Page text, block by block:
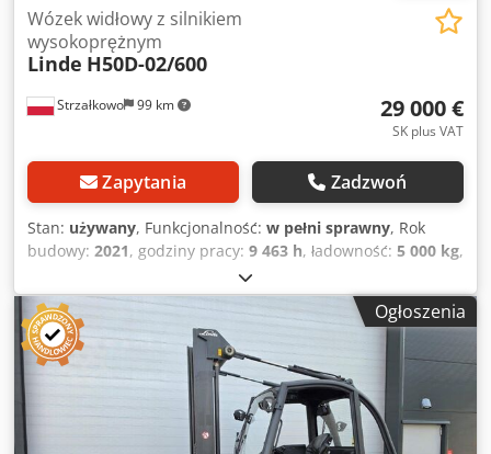
Strzałkowo 99 km
Wózek widłowy z silnikiem
wysokoprężnym
Linde H50D-02/600
29 000 €
SK plus VAT
Zapytania Zadzwoń
Stan: używany, Funkcjonalność: w pełni sprawny, Rok
budowy: 2021, godziny pracy: 9 463 h, ładowność: 5 000 kg,
3 700 mm
typ masztu:Simplex, wysokość konstrukcyjna:2 771 mm,
typ napędu:
, Wózek widłowy spalinowy (diesel) Klasa
ISO: Klasa ISO 3 = 2.500 - 4.999 kg Typ masztu:
Standardowy Stan: Gotowy do pracy i w pełni sprawny Stan
techniczny: dobry Crsdpfxezigrio Adpof Przesuw boczny, 3.
zawór, 4. zawór, ogrzewanie, pełna kabina, klimatyzacja,
Ogłoszenia